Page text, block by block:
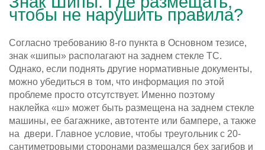
чтобы не нарушить правила?
Согласно требованию 8-го пункта в Основном тезисе,
знак «шипы» располагают на заднем стекле ТС.
Однако, если поднять другие нормативные документы,
можно убедиться в том, что информация по этой
проблеме просто отсутствует. Именно поэтому
наклейка «ш» может быть размещена на заднем стекле
машины, ее багажнике, автотенте или бампере, а также
на двери. Главное условие, чтобы треугольник с 20-
сантиметровыми сторонами размещался бех загибов и